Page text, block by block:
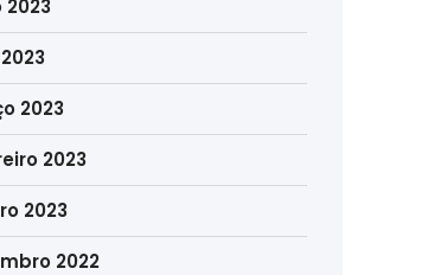
2023
2023
2023
2022